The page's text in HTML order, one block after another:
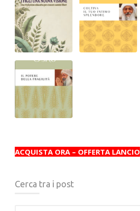
ACQUISTA ORA – OFFERTA LANCIO
Cerca tra i post